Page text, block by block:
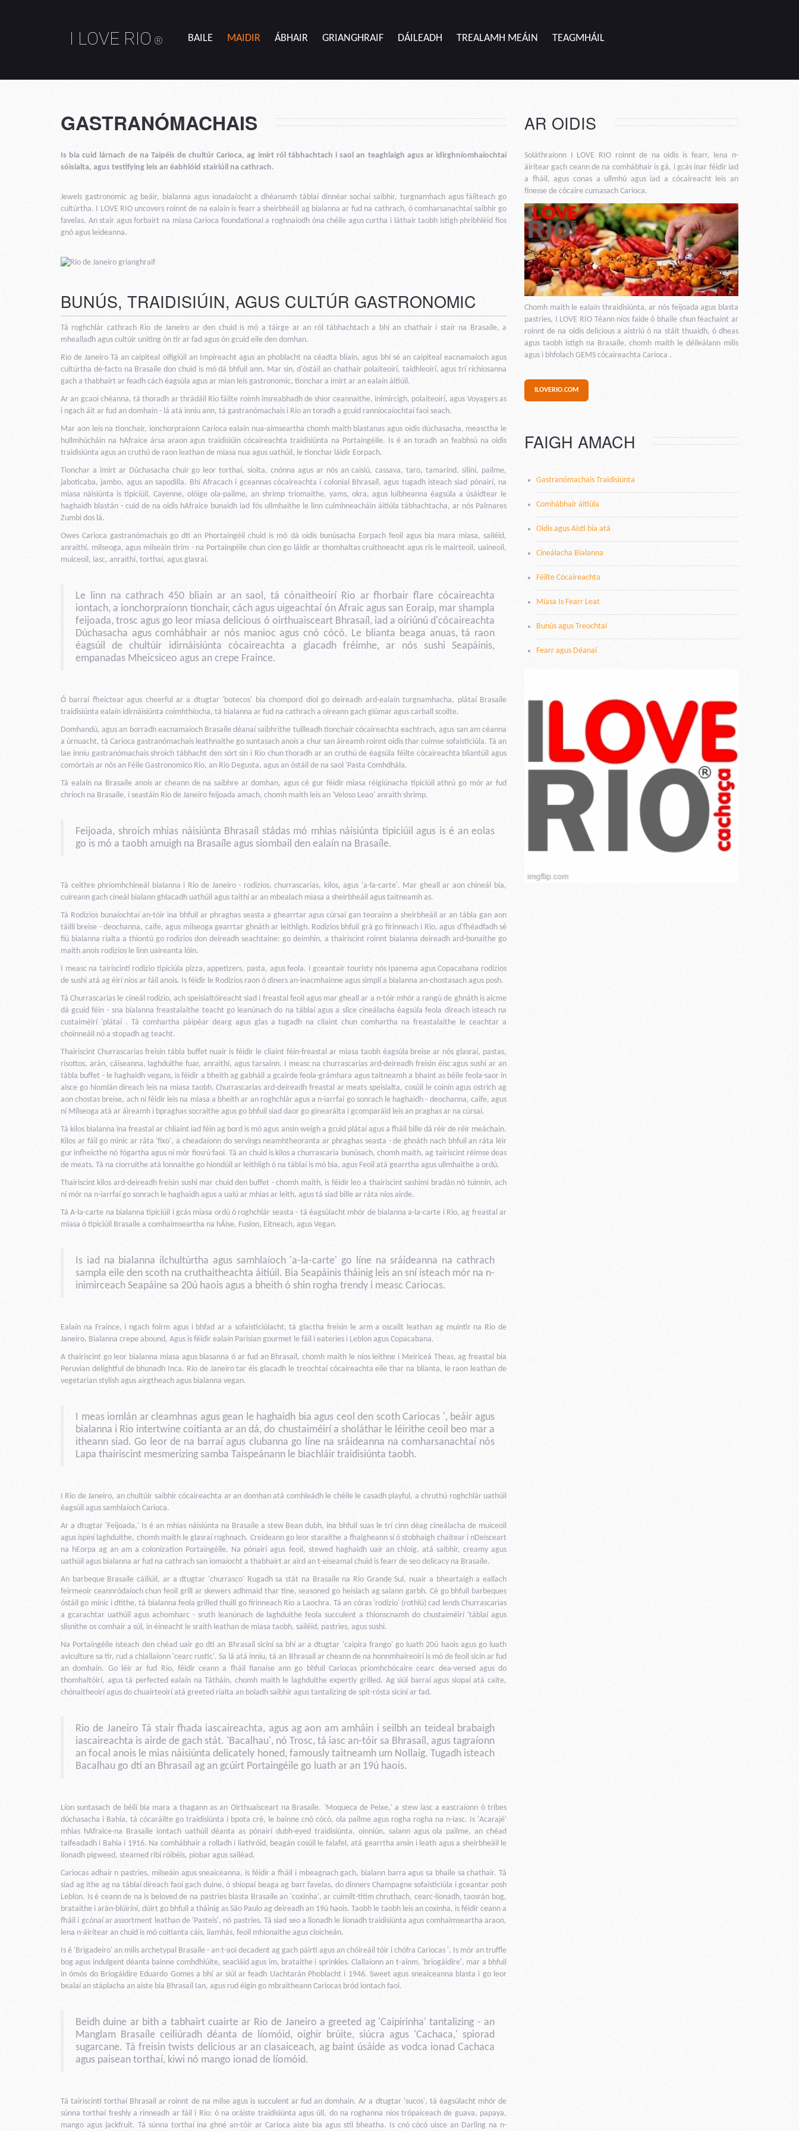
I LOVE RIO ® BAILE MAIDIR ÁBHAIR GRIANGHRAIF DÁILEADH TREALAMH MEÁIN TEAGMHÁIL
GASTRANÓMACHAIS
Is bia cuid lárnach de na Taipéis de chultúr Carioca, ag imirt ról tábhachtach i saol an teaghlaigh agus ar idirghníomhaíochtaí
sóisialta, agus testifying leis an éabhlóid stairiúil na cathrach.
Jewels gastronomic ag beáir, bialanna agus ionadaíocht a dhéanamh táblaí dinnéar sochaí saibhir, turgnamhach agus fáilteach go
cultúrtha. I LOVE RIO uncovers roinnt de na ealaín is fearr a sheirbheáil ag bialanna ar fud na cathrach, ó comharsanachtaí saibhir go
favelas. An stair agus forbairt na miasa Carioca foundational a roghnaíodh óna chéile agus curtha i láthair taobh istigh phribhléid fios
gnó agus leideanna.
BUNÚS, TRAIDISIÚIN, AGUS CULTÚR GASTRONOMIC
Tá roghchlár cathrach Rio de Janeiro ar den chuid is mó a táirge ar an ról tábhachtach a bhí an chathair i stair na Brasaíle, a
mhealladh agus cultúir uniting ón tír ar fad agus ón gcuid eile den domhan.
Rio de Janeiro Tá an caipiteal oifigiúil an Impireacht agus an phoblacht na céadta bliain, agus bhí sé an caipiteal eacnamaíoch agus
cultúrtha de-facto na Brasaíle don chuid is mó dá bhfuil ann. Mar sin, d'óstáil an chathair polaiteoirí, taidhleoirí, agus trí ríchíosanna
gach a thabhairt ar feadh cách éagsúla agus ar mian leis gastronomic, tionchar a imirt ar an ealaín áitiúil.
Ar an gcaoi chéanna, tá thoradh ar thrádáil Rio fáilte roimh insreabhadh de shíor ceannaithe, inimircigh, polaiteoirí, agus Voyagers as
i ngach áit ar fud an domhain - lá atá inniu ann, tá gastranómachais i Rio an toradh a gcuid ranníocaíochtaí faoi seach.
Mar aon leis na tionchair, ionchorpraíonn Carioca ealaín nua-aimseartha chomh maith blastanas agus oidis dúchasacha, measctha le
hullmhúcháin na hAfraice ársa araon agus traidisiúin cócaireachta traidisiúnta na Portaingéile. Is é an toradh an feabhsú na oidis
traidisiúnta agus an cruthú de raon leathan de miasa nua agus uathúil, le tionchar láidir Eorpach.
Tionchar a imirt ar Dúchasacha chuir go leor torthaí, síolta, cnónna agus ar nós an caisiú, cassava, taro, tamarind, silíní, pailme,
jaboticaba, jambo, agus an sapodilla. Bhí Afracach i gceannas cócaireachta i colonial Bhrasaíl, agus tugadh isteach siad pónairí, na
miasa náisiúnta is tipiciúil, Cayenne, olóige ola-pailme, an shrimp triomaithe, yams, okra, agus luibheanna éagsúla a úsáidtear le
haghaidh blastán - cuid de na oidis hAfraice bunaidh iad fós ullmhaithe le linn cuimhneacháin áitiúla tábhachtacha, ar nós Palmares
Zumbi dos lá.
Owes Carioca gastranómachais go dtí an Phortaingéil chuid is mó dá oidis bunúsacha Eorpach feoil agus bia mara miasa, sailéid,
anraithí, milseoga, agus milseáin tirim - na Portaingéile chun cinn go láidir ar thomhaltas cruithneacht agus rís le mairteoil, uaineoil,
muiceoil, iasc, anraithí, torthaí, agus glasraí.
Le linn na cathrach 450 bliain ar an saol, tá cónaitheoirí Rio ar fhorbair flare cócaireachta
iontach, a ionchorpraíonn tionchair, cách agus uigeachtaí ón Afraic agus san Eoraip, mar shampla
feijoada, trosc agus go leor miasa delicious ó oirthuaisceart Bhrasaíl, iad a oiriúnú d'cócaireachta
Dúchasacha agus comhábhair ar nós manioc agus cnó cócó. Le blianta beaga anuas, tá raon
éagsúil de chultúir idirnáisiúnta cócaireachta a glacadh fréimhe, ar nós sushi Seapáinis,
empanadas Mheicsiceo agus an crepe Fraince.
Ó barraí fheictear agus cheerful ar a dtugtar 'botecos' bia chompord díol go deireadh ard-ealaín turgnamhacha, plátaí Brasaíle
traidisiúnta ealaín idirnáisiúnta coimhthíocha, tá bialanna ar fud na cathrach a oireann gach giúmar agus carball scoilte.
Domhandú, agus an borradh eacnamaíoch Brasaíle déanaí saibhrithe tuilleadh tionchair cócaireachta eachtrach, agus san am céanna
a úrnuacht, tá Carioca gastranómachais leathnaithe go suntasach anois a chur san áireamh roinnt oidis thar cuimse sofaisticiúla. Tá an
lae inniu gastranómachais shroich tábhacht den sórt sin i Rio chun thoradh ar an cruthú de éagsúla féilte cócaireachta bliantúil agus
comórtais ar nós an Féile Gastronomico Rio, an Rio Degusta, agus an óstáil de na saol 'Pasta Comhdhála.
Tá ealaín na Brasaíle anois ar cheann de na saibhre ar domhan, agus cé gur féidir miasa réigiúnacha tipiciúil athrú go mór ar fud
chríoch na Brasaíle, i seastáin Rio de Janeiro feijoada amach, chomh maith leis an 'Veloso Leao' anraith shrimp.
Feijoada, shroich mhias náisiúnta Bhrasaíl stádas mó mhias náisiúnta tipiciúil agus is é an eolas
go is mó a taobh amuigh na Brasaíle agus siombail den ealaín na Brasaíle.
Tá ceithre phríomhchineál bialanna i Rio de Janeiro - rodizios, churrascarias, kilos, agus 'a-la-carte'. Mar gheall ar aon chineál bia,
cuireann gach cineál bialann ghlacadh uathúil agus taithí ar an mbealach miasa a sheirbheáil agus taitneamh as.
Tá Rodizios bunaíochtaí an-tóir ina bhfuil ar phraghas seasta a ghearrtar agus cúrsaí gan teorainn a sheirbheáil ar an tábla gan aon
táillí breise - deochanna, caife, agus milseoga gearrtar ghnáth ar leithligh. Rodizios bhfuil grá go fírinneach i Rio, agus d'fhéadfadh sé
fiú bialanna rialta a thiontú go rodizios don deireadh seachtaine: go deimhin, a thairiscint roinnt bialanna deireadh ard-bunaithe go
maith anois rodizios le linn uaireanta lóin.
I measc na tairiscintí rodizio tipiciúla pizza, appetizers, pasta, agus feola. I gceantair touristy nós Ipanema agus Copacabana rodizios
de sushi atá ag éirí níos ar fáil anois. Is féidir le Rodizios raon ó diners an-inacmhainne agus simplí a bialanna an-chostasach agus posh.
Tá Churrascarias le cineál rodizio, ach speisialtóireacht siad i freastal feoil agus mar gheall ar a n-tóir mhór a rangú de ghnáth is aicme
dá gcuid féin - sna bialanna freastalaithe teacht go leanúnach do na táblaí agus a slice cineálacha éagsúla feola díreach isteach na
custaiméirí 'plátaí . Tá comhartha páipéar dearg agus glas a tugadh na cliaint chun comhartha na freastalaithe le ceachtar a
choinneáil nó a stopadh ag teacht.
Thairiscint Churrascarias freisin tábla buffet nuair is féidir le cliaint féin-freastal ar miasa taobh éagsúla breise ar nós glasraí, pastas,
risottos, arán, cáiseanna, laghduithe fuar, anraithí, agus tarsainn. I measc na churrascarias ard-deireadh freisin éisc agus sushi ar an
tábla buffet - le haghaidh vegans, is féidir a bheith ag gabháil a gcairde feola-grámhara agus taitneamh a bhaint as béile feola-saor in
aisce go hiomlán díreach leis na miasa taobh. Churrascarias ard-deireadh freastal ar meats speisialta, cosúil le coinín agus ostrich ag
aon chostas breise, ach ní féidir leis na miasa a bheith ar an roghchlár agus a n-iarrfaí go sonrach le haghaidh - deochanna, caife, agus
ní Milseoga atá ar áireamh i bpraghas socraithe agus go bhfuil siad daor go ginearálta i gcomparáid leis an praghas ar na cúrsaí.
Tá kilos bialanna ina freastal ar chliaint iad féin ag bord is mó agus ansin weigh a gcuid plátaí agus a fháil bille dá réir de réir meáchain.
Kilos ar fáil go minic ar ráta 'fixo', a cheadaíonn do servings neamhtheoranta ar phraghas seasta - de ghnáth nach bhfuil an ráta léir
gur infheicthe nó fógartha agus ní mór fiosrú faoi. Tá an chuid is kilos a churrascaria bunúsach, chomh maith, ag tairiscint réimse deas
de meats. Tá na ciorruithe atá lonnaithe go hiondúil ar leithligh ó na táblaí is mó bia, agus Feoil atá gearrtha agus ullmhaithe a ordú.
Thairiscint kilos ard-deireadh freisin sushi mar chuid den buffet - chomh maith, is féidir leo a thairiscint sashimi bradán nó tuinnín, ach
ní mór na n-iarrfaí go sonrach le haghaidh agus a ualú ar mhias ar leith, agus tá siad bille ar ráta níos airde.
Tá A-la-carte na bialanna tipiciúil i gcás miasa ordú ó roghchlár seasta - tá éagsúlacht mhór de bialanna a-la-carte i Rio, ag freastal ar
miasa ó tipiciúil Brasaíle a comhaimseartha na hÁise, Fusion, Eitneach, agus Vegan.
Is iad na bialanna ilchultúrtha agus samhlaíoch 'a-la-carte' go líne na sráideanna na cathrach
sampla eile den scoth na cruthaitheachta áitiúil. Bia Seapáinis tháinig leis an sní isteach mór na n-
inimirceach Seapáine sa 20ú haois agus a bheith ó shin rogha trendy i measc Cariocas.
Ealaín na Fraince, i ngach foirm agus i bhfad ar a sofaisticiúlacht, tá glactha freisin le arm a oscailt leathan ag muintir na Rio de
Janeiro. Bialanna crepe abound, Agus is féidir ealaín Parisian gourmet le fáil i eateries i Leblon agus Copacabana.
A thairiscint go leor bialanna miasa agus blasanna ó ar fud an Bhrasaíl, chomh maith le níos leithne i Meiriceá Theas, ag freastal bia
Peruvian delightful de bhunadh Inca. Rio de Janeiro tar éis glacadh le treochtaí cócaireachta eile thar na blianta, le raon leathan de
vegetarian stylish agus airgtheach agus bialanna vegan.
I meas iomlán ar cleamhnas agus gean le haghaidh bia agus ceol den scoth Cariocas ', beáir agus
bialanna i Rio intertwine coitianta ar an dá, do chustaiméirí a sholáthar le léirithe ceoil beo mar a
itheann siad. Go leor de na barraí agus clubanna go líne na sráideanna na comharsanachtaí nós
Lapa thairiscint mesmerizing samba Taispeánann le biachláir traidisiúnta taobh.
I Rio de Janeiro, an chultúir saibhir cócaireachta ar an domhan atá comhleádh le chéile le casadh playful, a chruthú roghchlár uathúil
éagsúil agus samhlaíoch Carioca.
Ar a dtugtar 'Feijoada,' Is é an mhias náisiúnta na Brasaíle a stew Bean dubh, ina bhfuil suas le trí cinn déag cineálacha de muiceoil
agus ispíní laghduithe, chomh maith le glasraí roghnach. Creideann go leor staraithe a fhaigheann sí ó stobhaigh chaitear i nDeisceart
na hEorpa ag an am a colonization Portaingéile. Na pónairí agus feoil, stewed haghaidh uair an chloig, atá saibhir, creamy agus
uathúil agus bialanna ar fud na cathrach san iomaíocht a thabhairt ar aird an t-eiseamal chuid is fearr de seo delicacy na Brasaíle.
An barbeque Brasaíle cáiliúil, ar a dtugtar 'churrasco' Rugadh sa stát na Brasaíle na Rio Grande Sul, nuair a bheartaigh a eallach
feirmeoir ceannródaíoch chun feoil grill ar skewers adhmaid thar tine, seasoned go heisiach ag salann garbh. Cé go bhfuil barbeques
óstáil go minic i dtithe, tá bialanna feola grilled thuill go fírinneach Rio a Laochra. Tá an córas 'rodízio' (rothlú) cad lends Churrascarias
a gcarachtar uathúil agus achomharc - sruth leanúnach de laghduithe feola succulent a thionscnamh do chustaiméirí 'táblaí agus
slisnithe os comhair a súl, in éineacht le sraith leathan de miasa taobh, sailéid, pastries, agus sushi.
Na Portaingéile isteach den chéad uair go dtí an Bhrasaíl sicíní sa bhí ar a dtugtar 'caipira frango' go luath 20ú haois agus go luath
aviculture sa tír, rud a chiallaíonn 'cearc rustic'. Sa lá atá inniu, tá an Bhrasaíl ar cheann de na honnmhaireoirí is mó de feoil sicín ar fud
an domhain. Go léir ar fud Rio, féidir ceann a fháil fianaise ann go bhfuil Cariocas príomhchócaire cearc dea-versed agus do
thomhaltóirí, agus tá perfected ealaín na Tátháin, chomh maith le laghduithe expertly grilled. Ag siúl barraí agus siopaí atá caite,
chónaitheoirí agus do chuairteoirí atá greeted rialta an boladh saibhir agus tantalizing de spit-rósta sicíní ar fad.
Rio de Janeiro Tá stair fhada iascaireachta, agus ag aon am amháin i seilbh an teideal brabaigh
iascaireachta is airde de gach stát. 'Bacalhau', nó Trosc, tá iasc an-tóir sa Bhrasaíl, agus tagraíonn
an focal anois le mias náisiúnta delicately honed, famously taitneamh um Nollaig. Tugadh isteach
Bacalhau go dtí an Bhrasaíl ag an gcúirt Portaingéile go luath ar an 19ú haois.
Líon suntasach de béilí bia mara a thagann as an Oirthuaisceart na Brasaíle. 'Moqueca de Peixe,' a stew iasc a eascraíonn ó tribes
dúchasacha i Bahia, tá cócaráilte go traidisiúnta i bpota cré, le bainne cnó cócó, ola pailme agus rogha rogha na n-iasc. Is 'Acarajé'
mhias hAfraice-na Brasaíle iontach uathúil déanta as pónairí dubh-eyed traidisiúnta, oinniún, salann agus ola pailme, an chéad
taifeadadh i Bahia i 1916. Na comhábhair a rolladh i liathróid, beagán cosúil le falafel, atá gearrtha ansin i leath agus a sheirbheáil le
líonadh pigweed, steamed ribí róibéis, piobar agus sailéad.
Cariocas adhair n pastries, milseáin agus sneaiceanna, is féidir a fháil i mbeagnach gach, bialann barra agus sa bhaile sa chathair. Tá
siad ag ithe ag na táblaí díreach faoi gach duine, ó shiopaí beaga ag barr favelas, do dinners Champagne sofaisticiúla i gceantar posh
Leblon. Is é ceann de na is beloved de na pastries blasta Brasaíle an 'coxinha', ar cuimilt-titim chruthach, cearc-líonadh, taosrán bog,
brataithe i arán-blúiríní, dúirt go bhfuil a tháinig as São Paulo ag deireadh an 19ú haois. Taobh le taobh leis an coxinha, is féidir ceann a
fháil i gcónaí ar assortment leathan de 'Pasteis', nó pastries. Tá siad seo a líonadh le líonadh traidisiúnta agus comhaimseartha araon,
lena n-áirítear an chuid is mó coitianta cáis, liamhás, feoil mhionaithe agus cloicheán.
Is é 'Brigadeiro' an milis archetypal Brasaíle - an t-aoi decadent ag gach páirtí agus an chóireáil tóir i chófra Cariocas '. Is mór an truffle
bog agus indulgent déanta bainne comhdhlúite, seacláid agus im, brataithe i sprinkles. Ciallaíonn an t-ainm, 'briogáidire', mar a bhfuil
in ómós do Briogáidire Eduardo Gomes a bhí ar siúl ar feadh Uachtarán Phoblacht i 1946. Sweet agus sneaiceanna blasta i go leor
bealaí an stáplacha an aiste bia Bhrasaíl Ian, agus rud éigin go mbraitheann Cariocas bród iontach faoi.
Beidh duine ar bith a tabhairt cuairte ar Rio de Janeiro a greeted ag 'Caipirinha' tantalizing - an
Manglam Brasaíle ceiliúradh déanta de líomóid, oighir brúite, siúcra agus 'Cachaca,' spiorad
sugarcane. Tá freisin twists delicious ar an clasaiceach, ag baint úsáide as vodca ionad Cachaca
agus paisean torthaí, kiwi nó mango ionad de líomóid.
Tá tairiscintí torthaí Bhrasaíl ar roinnt de na milse agus is succulent ar fud an domhain. Ar a dtugtar 'sucos', tá éagsúlacht mhór de
súnna torthaí freshly a rinneadh ar fáil i Rio: ó na oráiste traidisiúnta agus úll, do na roghanna níos trópaiceach de guava, papaya,
mango agus jackfruit. Tá súnna torthaí ina ghné an-tóir ar Carioca aiste bia agus stíl bheatha. Is cnó cócó uisce an Darling na n-
AR OIDIS
Soláthraíonn I LOVE RIO roinnt de na oidis is fearr, lena n-
áirítear gach ceann de na comhábhair is gá, i gcás inar féidir iad
a fháil, agus conas a ullmhú agus iad a cócaireacht leis an
finesse de cócaire cumasach Carioca.
Chomh maith le ealaín thraidisiúnta, ar nós feijoada agus blasta
pastries, I LOVE RIO Téann níos faide ó bhaile chun féachaint ar
roinnt de na oidis delicious a aistriú ó na stáit thuaidh, ó dheas
agus taobh istigh na Brasaíle, chomh maith le déileálann milis
agus i bhfolach GEMS cócaireachta Carioca .
ILOVERIO.COM
FAIGH AMACH
Gastranómachais Traidisiúnta
Comhábhair áitiúla
Oidis agus Aistí bia atá
Cineálacha Bialanna
Féilte Cócaireachta
Miasa Is Fearr Leat
Bunús agus Treochtaí
Fearr agus Déanaí